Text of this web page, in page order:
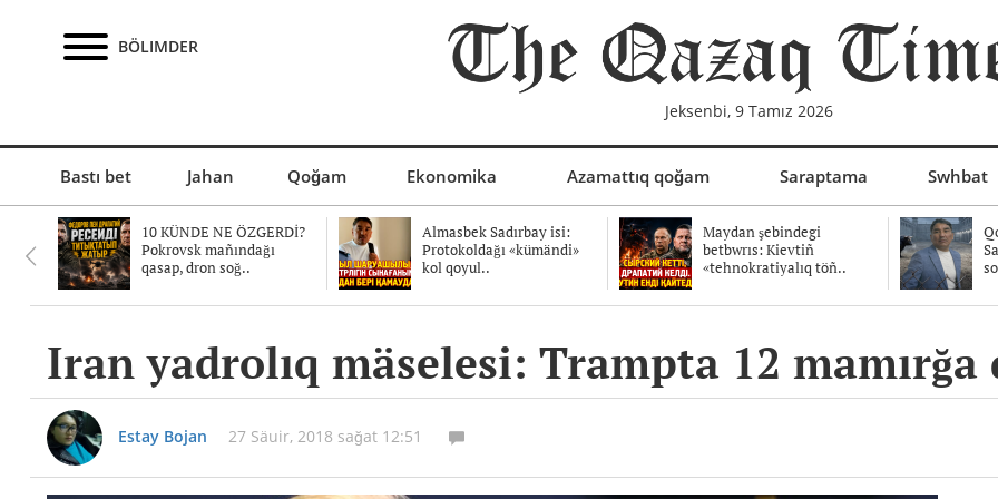
BÖLIMDER
Jeksenbi, 9 Tamız 2026
Bastı bet Jahan Qoğam Ekonomika Azamattıq qoğam Saraptama Swhbat
10 KÜNDE NE ÖZGERDİ?
Pokrovsk mañındağı
qasap, dron soğ..
Almasbek Sadırbay isi:
Protokoldağı «kümändi»
kol qoyul..
Maydan şebindegi
betbwrıs: Kievtiñ
«tehnokratiyalıq töñ..
Iran yadrolıq mäselesi: Trampta 12 mamırğa
Estay Bojan 27 Säuir, 2018 sağat 12:51